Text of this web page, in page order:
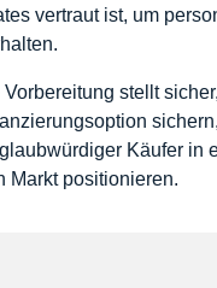
vertraut ist, um
stellt
Käufer in
Markt positionieren.